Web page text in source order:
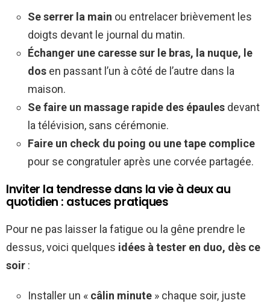
Se serrer la main ou entrelacer brièvement les
doigts devant le journal du matin.
Échanger une caresse sur le bras, la nuque, le
dos en passant l’un à côté de l’autre dans la
maison.
Se faire un massage rapide des épaules devant
la télévision, sans cérémonie.
Faire un check du poing ou une tape complice
pour se congratuler après une corvée partagée.
Inviter la tendresse dans la vie à deux au
quotidien : astuces pratiques
Pour ne pas laisser la fatigue ou la gêne prendre le
dessus, voici quelques idées à tester en duo, dès ce
soir :
Installer un « câlin minute » chaque soir, juste